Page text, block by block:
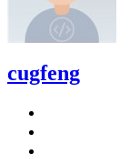
cugfeng